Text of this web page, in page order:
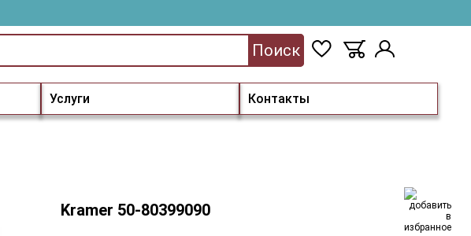
Услуги Контакты
Поиск
Kramer 50-80399090